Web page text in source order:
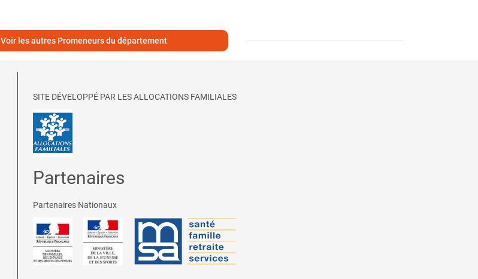
Voir les autres Promeneurs du département
SITE DÉVELOPPÉ PAR LES ALLOCATIONS FAMILIALES
Partenaires
Partenaires Nationaux